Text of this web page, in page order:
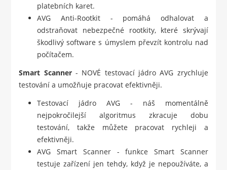
platebních karet.
AVG Anti-Rootkit - pomáhá odhalovat a
odstraňovat nebezpečné rootkity, které skrývají
škodlivý software s úmyslem převzít kontrolu nad
počítačem.
Smart Scanner- NOVÉ testovací jádro AVG zrychluje
testování a umožňuje pracovat efektivněji.
Testovací jádro AVG - náš momentálně
nejpokročilejší algoritmus zkracuje dobu
testování, takže můžete pracovat rychleji a
efektivněji.
AVG Smart Scanner - funkce Smart Scanner
testuje zařízení jen tehdy, když je nepoužíváte, a